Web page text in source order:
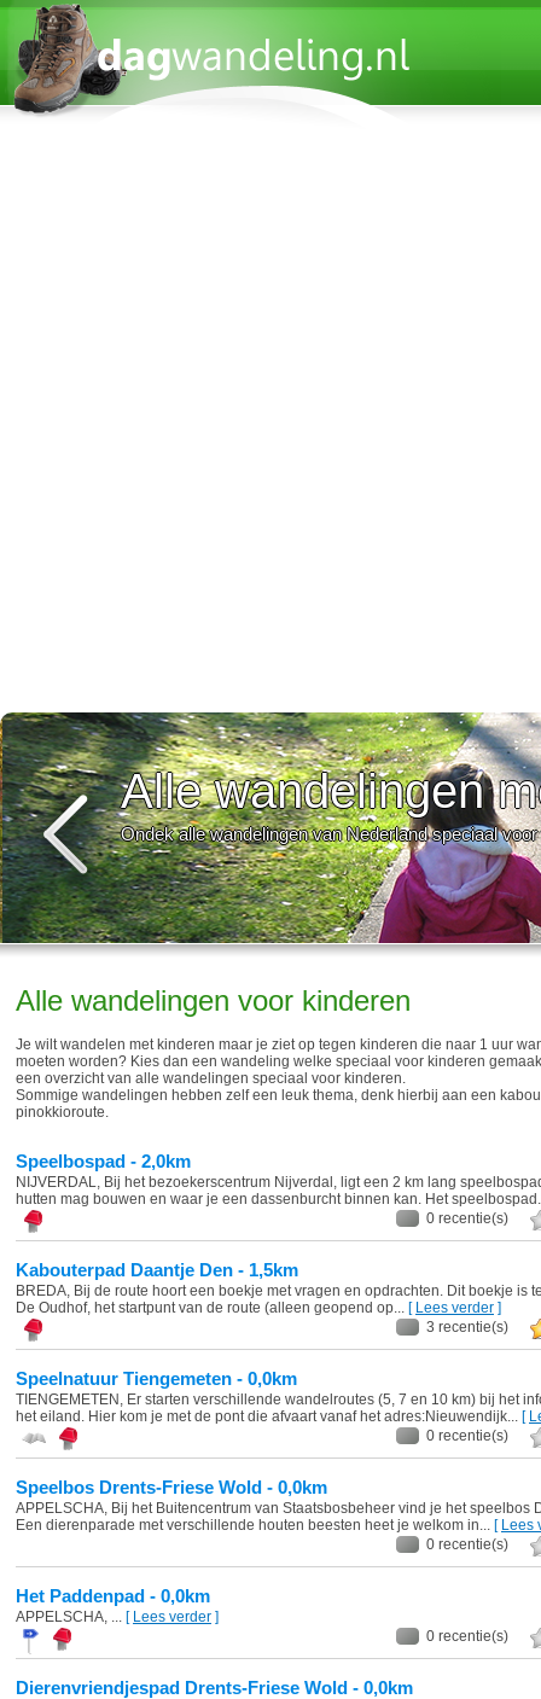
Alle wandelingen
Ondek alle wandelingen van Nederland speciaal
Alle wandelingen voor kinderen
Je wilt wandelen met kinderen maar je ziet op tegen kinderen die naar 1 uur
moeten worden? Kies dan een wandeling welke speciaal voor kinderen
een overzicht van alle wandelingen speciaal voor kinderen.
Sommige wandelingen hebben zelf een leuk thema, denk hierbij aan een
pinokkioroute.
Speelbospad - 2,0km
NIJVERDAL, Bij het bezoekerscentrum Nijverdal, ligt een 2 km lang
hutten mag bouwen en waar je een dassenburcht binnen kan. Het
0 recentie(s)
Kabouterpad Daantje Den - 1,5km
BREDA, Bij de route hoort een boekje met vragen en opdrachten. Dit boekje is
De Oudhof, het startpunt van de route (alleen geopend op... [ Lees verder ]
3 recentie(s)
Speelnatuur Tiengemeten - 0,0km
TIENGEMETEN, Er starten verschillende wandelroutes (5, 7 en 10 km) bij het
het eiland. Hier kom je met de pont die afvaart vanaf het adres:Nieuwendijk... [
0 recentie(s)
Speelbos Drents-Friese Wold - 0,0km
APPELSCHA, Bij het Buitencentrum van Staatsbosbeheer vind je het speelbos
Een dierenparade met verschillende houten beesten heet je welkom in... [ Lees
0 recentie(s)
Het Paddenpad - 0,0km
APPELSCHA, ... [ Lees verder ]
0 recentie(s)
Dierenvriendjespad Drents-Friese Wold - 0,0km